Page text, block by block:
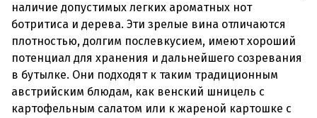
наличие допустимых легких ароматных нот
ботритиса и дерева. Эти зрелые вина отличаются
плотностью, долгим послевкусием, имеют хороший
потенциал для хранения и дальнейшего созревания
в бутылке. Они подходят к таким традиционным
австрийским блюдам, как венский шницель с
картофельным салатом или к жареной картошке с